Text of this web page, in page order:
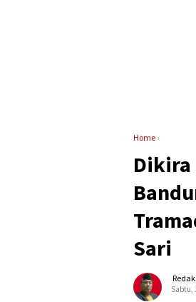
Home ›
Dikira
Sari
Sabtu,